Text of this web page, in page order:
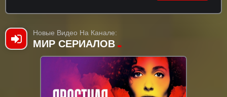
Новые Видео На Канале:
МИР СЕРИАЛОВ